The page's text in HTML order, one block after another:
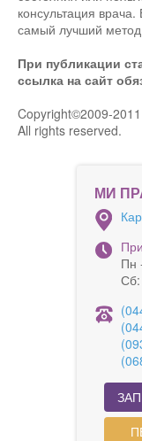
консультация
самый лучший
При публикации
ссылка на сайт
Copyright©2009-
All rights reserved.
МИ
Пн
Сб: